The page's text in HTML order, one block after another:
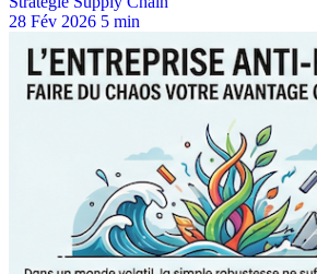
28 Fév 2026 5 min